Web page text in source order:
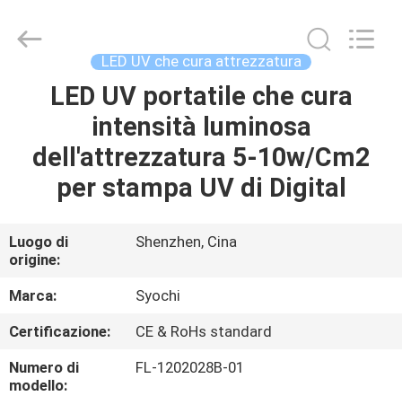
CASA
PRODOTTI
CIRCA
NOI
GIRO
DELLA
FABBRICA
Syochi
Electronics
LED UV che cura attrezzatura
LED UV portatile che cura
intensità luminosa
dell'attrezzatura 5-10w/Cm2
per stampa UV di Digital
Luogo di
origine:
Shenzhen, Cina
Marca:
Syochi
Certificazione:
CE & RoHs standard
Numero di
modello:
FL-1202028B-01